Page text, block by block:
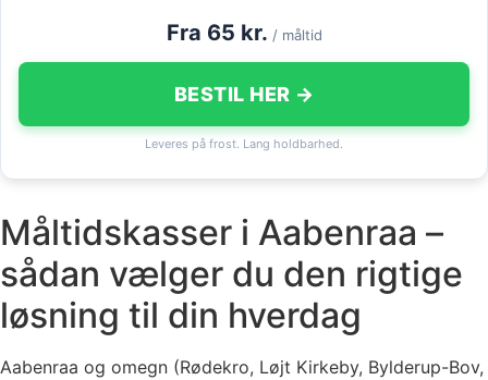
Fra 65 kr. / måltid
BESTIL HER →
Leveres på frost. Lang holdbarhed.
Måltidskasser i Aabenraa –
sådan vælger du den rigtige
løsning til din hverdag
Aabenraa og omegn (Rødekro, Løjt Kirkeby, Bylderup-Bov,